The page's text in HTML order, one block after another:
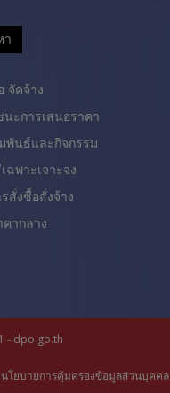
า
จัดจ้าง
ะการเสนอราคา
พันธ์และกิจกรรม
ฉพาะเจาะจง
สั่งซื้อสั่งจ้าง
คากลาง
- dpo.go.th
นโยบายการคุ้มครองข้อมูลส่วนบุคคล